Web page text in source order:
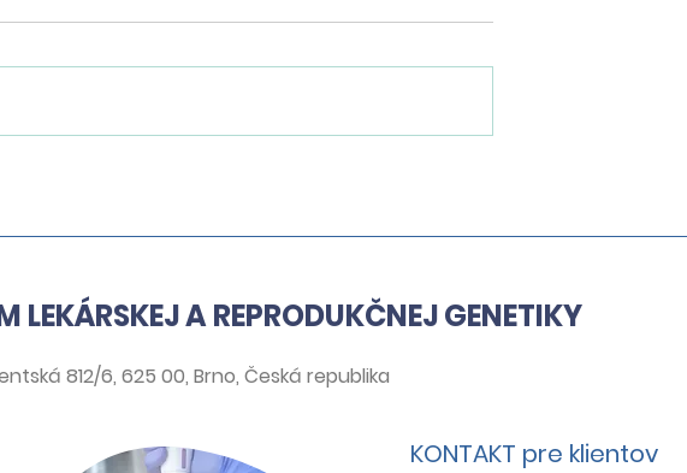
reprodukčnej medicíne
diagnostiku neplodnosti
LEKÁRSKEJ A REPRODUKČNEJ GENETIKY
812/6, 625 00, Brno, Česká republika
KONTAKT pre klientov